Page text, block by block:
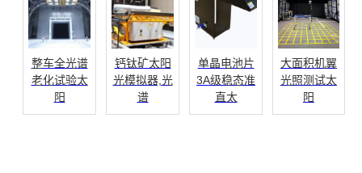
整车全光谱
老化试验太
阳
钙钛矿太阳
光模拟器,光
谱
单晶电池片
3A级稳态准
直太
大面积机翼
光照测试太
阳